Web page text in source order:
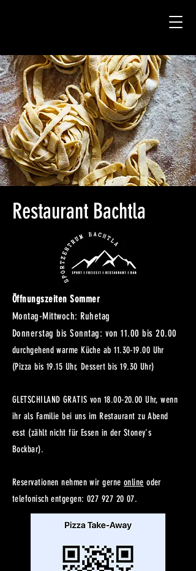
Restaurant Bachtla
Öffnungszeiten Sommer
Montag-Mittwoch: Ruhetag
Donnerstag bis Sonntag: von 11.00 bis 20.00
durchgehend warme Küche ab11.30-19.00 Uhr
(Pizza bis 19.15 Uhr, Dessert bis 19.30 Uhr)
GLETSCHILAND GRATIS von 18.00-20.00 Uhr, wenn
ihr als Familie bei uns im Restaurant zu Abend
esst (zählt nicht für Essen in der Stoney's
Bockbar).
Reservationen nehmen wir gerne online oder
telefonisch entgegen: 027 927 20 07.